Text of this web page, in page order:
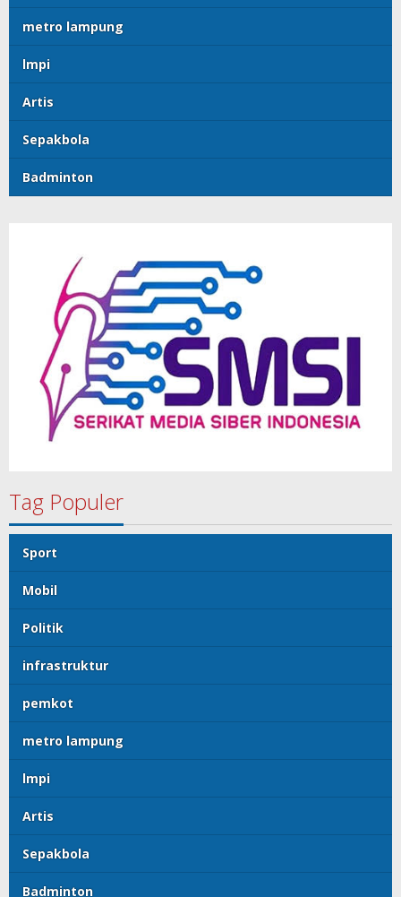
metro lampung
lmpi
Artis
Sepakbola
Badminton
Tag Populer
Sport
Mobil
Politik
infrastruktur
pemkot
metro lampung
lmpi
Artis
Sepakbola
Badminton